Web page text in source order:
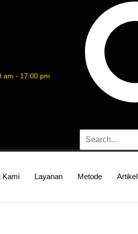
am - 17:00 pm
Kami Layanan Metode Artikel